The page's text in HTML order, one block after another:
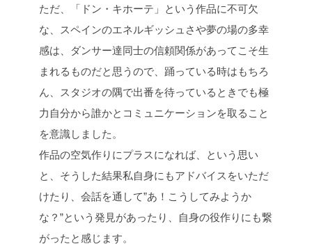
ただ、「ドン・キホーテ」という作品に不可欠
な、スペインのエネルギッシュさや夢の場の多幸
感は、ダンサー達同士の信頼関係があってこそ生
まれるものだと思うので、踊っている時はもちろ
ん、スタジオの隅で出番を待っているときでも極
力自分から誰かとコミュニケーションを取ること
を意識しました。
作品の空気作りにプラスになれば、という思い
と、そうした結果私自身にもアドバイスをいただ
けたり、会話を通して”あ！こうしてみようか
な？”という発見があったり、自身の役作りにも繋
がったと感じます。